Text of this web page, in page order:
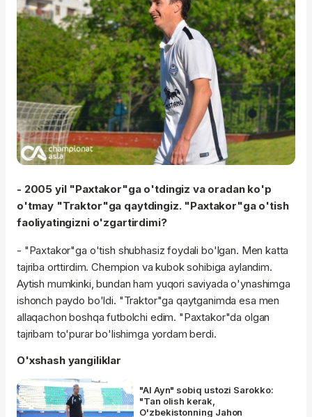
- 2005 yil "Paxtakor"ga o'tdingiz va oradan ko'p
o'tmay "Traktor"ga qaytdingiz. "Paxtakor"gao'tish
faoliyatingizni o'zgartirdimi?
- "Paxtakor"ga o'tish shubhasiz foydali bo'lgan. Men katta
tajriba orttirdim. Chempion va kubok sohibiga aylandim.
Aytish mumkinki, bundan ham yuqori saviyada o'ynashimga
ishonch paydo bo'ldi. "Traktor"ga qaytganimda esa men
allaqachon boshqa futbolchi edim. "Paxtakor"da olgan
tajribam to'purarbo'lishimga yordam berdi.
O'xshash yangiliklar
"Al Ayn" sobiq ustozi Sarokko:
"Tan olish kerak,
O'zbekistonning Jahon